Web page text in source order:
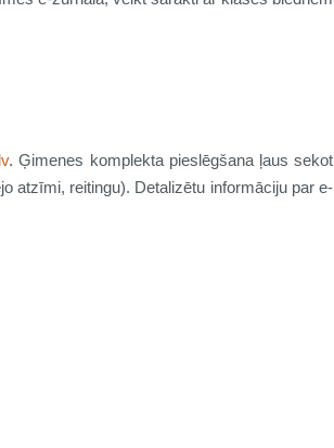
. Ģimenes komplekta pieslēgšana ļaus sekot
atzīmi, reitingu). Detalizētu informāciju par e-